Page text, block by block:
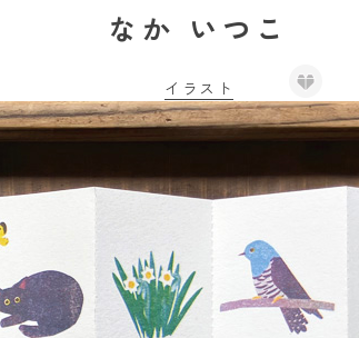
なか いつこ
イラスト